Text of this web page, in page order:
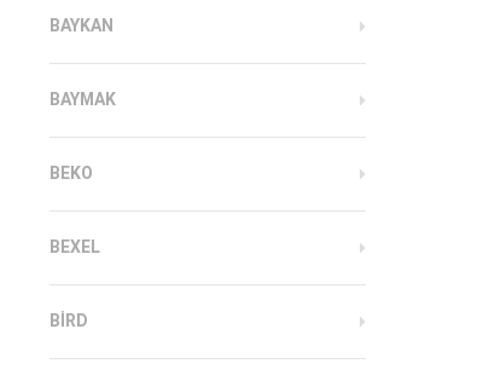
BAYKAN
BAYMAK
BEKO
BEXEL
BIRD